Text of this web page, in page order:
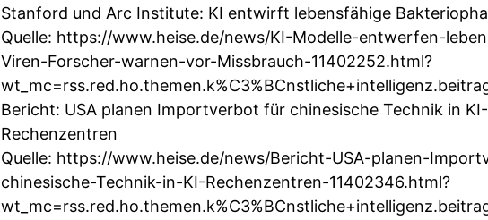
Stanford und Arc Institute: KI entwirft lebensfähige
Quelle: https://www.heise.de/news/KI-Modelle-entwerfen-
Viren-Forscher-warnen-vor-Missbrauch-11402252.html?
Bericht: USA planen Importverbot für chinesische Technik in KI-
Rechenzentren
Quelle: https://www.heise.de/news/Bericht-USA-planen-
chinesische-Technik-in-KI-Rechenzentren-11402346.html?